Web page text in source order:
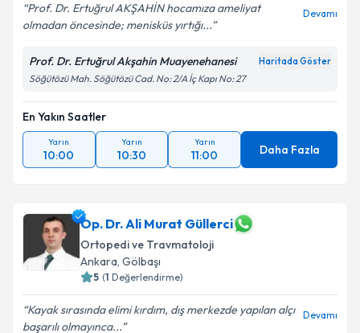
Prof. Dr. Ertuğrul AKŞAHİN hocamıza ameliyat
olmadan öncesinde; menisküs yırtığı...
Devamı
Prof. Dr. Ertuğrul Akşahin Muayenehanesi Haritada Göster
Söğütözü Mah. Söğütözü Cad. No: 2/A İç Kapı No: 27
En Yakın Saatler
Yarın
10:00
Yarın
10:30
Yarın
11:00 Daha Fazla
Op. Dr. Ali Murat Güllerci
Ortopedi ve Travmatoloji
Ankara, Gölbaşı
5 (1 Değerlendirme)
Kayak sırasında elimi kırdım, dış merkezde yapılan alçı
başarılı olmayınca...
Devamı